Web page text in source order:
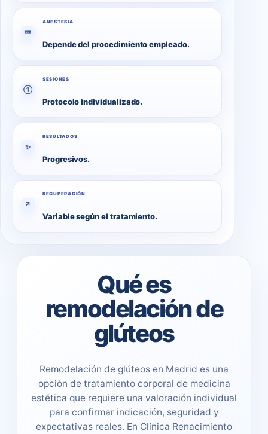
💤
ANESTESIA
Depende del procedimiento empleado.
①
SESIONES
Protocolo individualizado.
✨
RESULTADOS
Progresivos.
↗
RECUPERACIÓN
Variable según el tratamiento.
Qué es
remodelación de
glúteos
Remodelación de glúteos en Madrid es una
opción de tratamiento corporal de medicina
estética que requiere una valoración individual
para confirmar indicación, seguridad y
expectativas reales. En Clínica Renacimiento